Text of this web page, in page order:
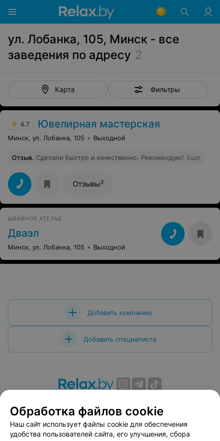
ул. Лобанка, 105, Минск - все
заведения по адресу 2
Карта Фильтры
4.7 Ювелирная мастерская
Минск, ул. Лобанка, 105 Выходной
Отзыв. Сделали быстро и качественно. Рекомендую! Еще
Отзывы3
ШВЕЙНОЕ АТЕЛЬЕ
Дваэл
Минск, ул. Лобанка, 105 Выходной
Добавить компанию
Добавить специалиста
Вакансии
Публичный договор
Способы оплаты
Публичный договор по использованию сервиса
«Афиша»
Обработка файлов cookie
Наш сайт использует файлы cookie для обеспечения
удобства пользователей сайта, его улучшения, сбора